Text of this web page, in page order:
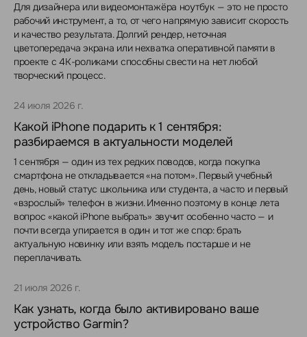
Для дизайнера или видеомонтажёра ноутбук — это не просто
рабочий инструмент, а то, от чего напрямую зависит скорость
и качество результата. Долгий рендер, неточная
цветопередача экрана или нехватка оперативной памяти в
проекте с 4K-роликами способны свести на нет любой
творческий процесс.
24 июля 2026 г.
Какой iPhone подарить к 1 сентября:
разбираемся в актуальности моделей
1 сентября — один из тех редких поводов, когда покупка
смартфона не откладывается «на потом». Первый учебный
день, новый статус школьника или студента, а часто и первый
«взрослый» телефон в жизни. Именно поэтому в конце лета
вопрос «какой iPhone выбрать» звучит особенно часто — и
почти всегда упирается в один и тот же спор: брать
актуальную новинку или взять модель постарше и не
переплачивать.
21 июля 2026 г.
Как узнать, когда было активировано ваше
устройство Garmin?